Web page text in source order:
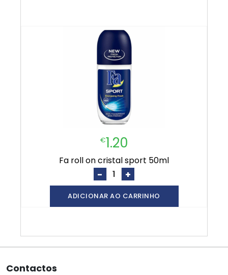
€1.20
fa roll on cristal sport 50ml
- +
ADICIONAR AO CARRINHO
Contactos